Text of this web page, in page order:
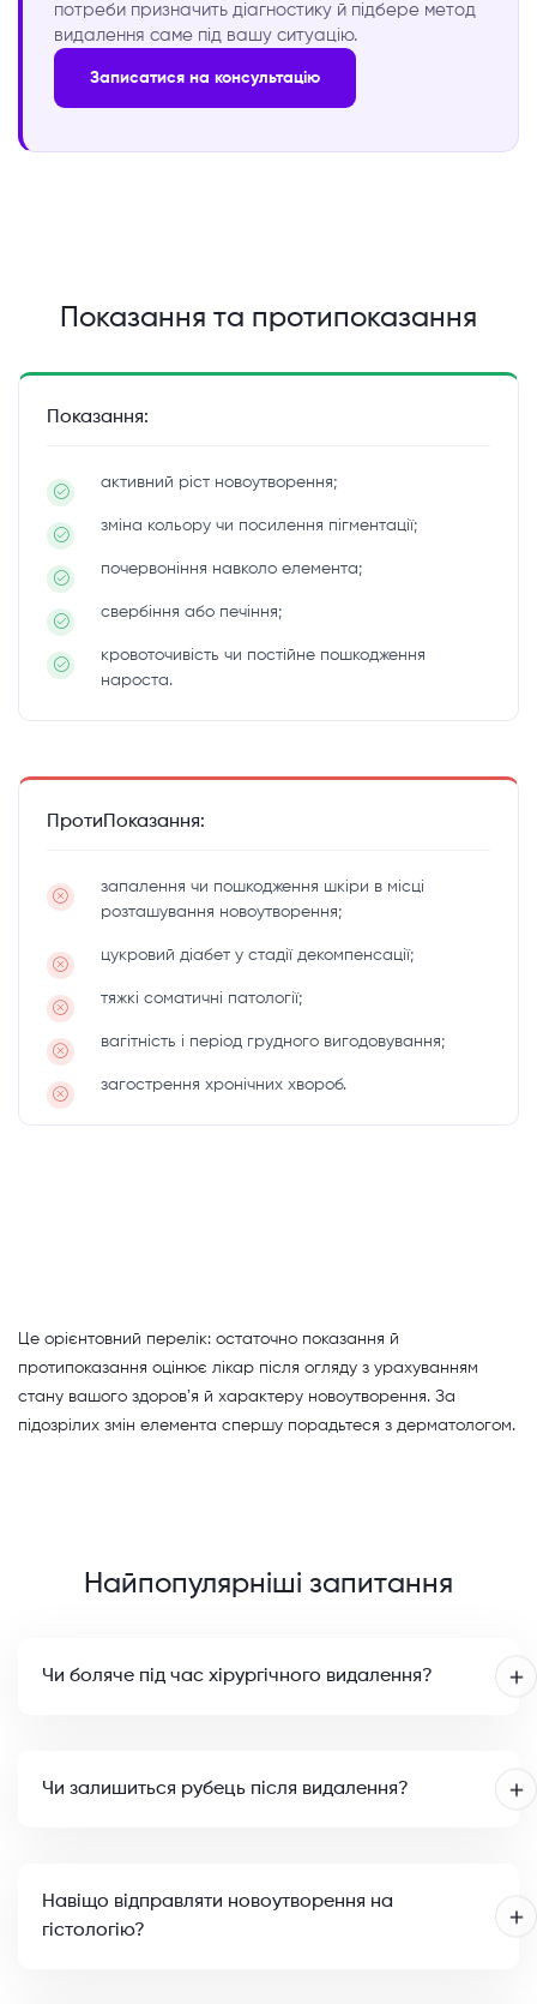
потреби призначить діагностику й підбере метод
видалення саме під вашу ситуацію.
Записатися на консультацію
Показання та протипоказання
Показання:
активний ріст новоутворення;
зміна кольору чи посилення пігментації;
почервоніння навколо елемента;
свербіння або печіння;
кровоточивість чи постійне пошкодження
нароста.
ПротиПоказання:
запалення чи пошкодження шкіри в місці
розташування новоутворення;
цукровий діабет у стадії декомпенсації;
тяжкі соматичні патології;
вагітність і період грудного вигодовування;
загострення хронічних хвороб.
Це орієнтовний перелік: остаточно показання й
протипоказання оцінює лікар після огляду з урахуванням
стану вашого здоровʼя й характеру новоутворення. За
підозрілих змін елемента спершу порадьтеся з дерматологом.
Найпопулярніші запитання
Чи боляче під час хірургічного видалення?
Чи залишиться рубець після видалення?
Навіщо відправляти новоутворення на
гістологію?